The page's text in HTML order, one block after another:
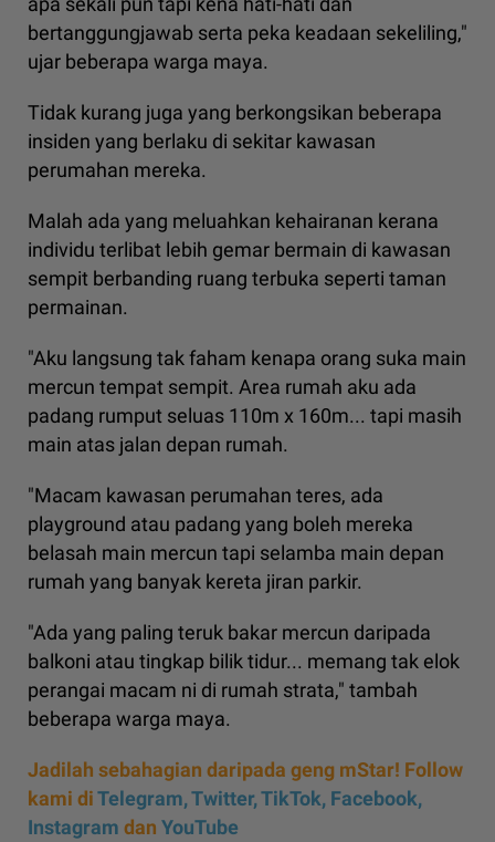
bertanggungjawab serta peka keadaan sekeliling,"
ujar beberapa warga maya.
Tidak kurang juga yang berkongsikan beberapa
insiden yang berlaku di sekitar kawasan
perumahan mereka.
Malah ada yang meluahkan kehairanan kerana
individu terlibat lebih gemar bermain di kawasan
sempit berbanding ruang terbuka seperti taman
permainan.
"Aku langsung tak faham kenapa orang suka main
mercun tempat sempit. Area rumah aku ada
padang rumput seluas 110m x 160m... tapi masih
main atas jalan depan rumah.
"Macam kawasan perumahan teres, ada
playground atau padang yang boleh mereka
belasah main mercun tapi selamba main depan
rumah yang banyak kereta jiran parkir.
"Ada yang paling teruk bakar mercun daripada
balkoni atau tingkap bilik tidur... memang tak elok
perangai macam ni di rumah strata," tambah
beberapa warga maya.
Jadilah sebahagian daripada geng mStar! Follow
kami diTelegram,Twitter,TikTok, Facebook,
Instagram dan YouTube